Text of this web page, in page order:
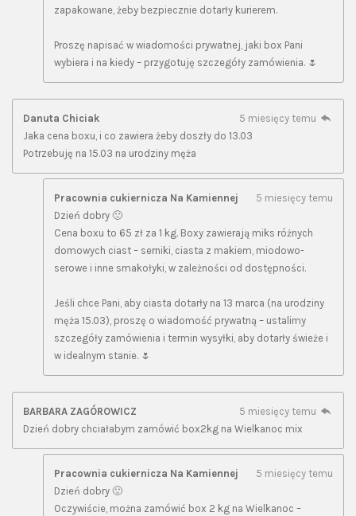
zapakowane, żeby bezpiecznie dotarły kurierem.
Proszę napisać w wiadomości prywatnej, jaki box Pani
wybiera i na kiedy – przygotuję szczegóły zamówienia. 🌷
Danuta Chiciak
5 miesięcy temu
Jaka cena boxu, i co zawiera żeby doszły do 13.03
Potrzebuję na 15.03 na urodziny męża
Pracownia cukiernicza Na Kamiennej
5 miesięcy temu
Dzień dobry 🙂
Cena boxu to 65 zł za 1 kg. Boxy zawierają miks różnych
domowych ciast – serniki, ciasta z makiem, miodowo-
serowe i inne smakołyki, w zależności od dostępności.
Jeśli chce Pani, aby ciasta dotarły na 13 marca (na urodziny
męża 15.03), proszę o wiadomość prywatną – ustalimy
szczegóły zamówienia i termin wysyłki, aby dotarły świeże i
w idealnym stanie. 🌷
BARBARA ZAGÓROWICZ
5 miesięcy temu
Dzień dobry chciałabym zamówić box2kg na Wielkanoc mix
Pracownia cukiernicza Na Kamiennej
5 miesięcy temu
Dzień dobry 🙂
Oczywiście, można zamówić box 2 kg na Wielkanoc –